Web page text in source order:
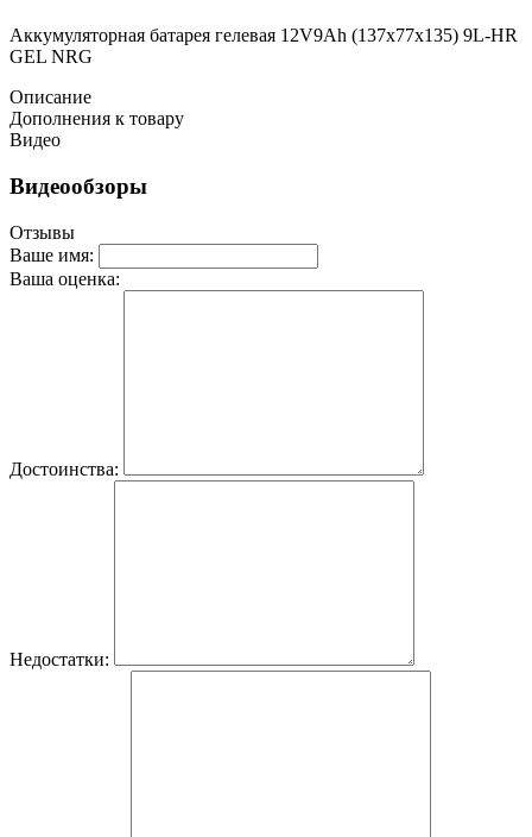
Аккумуляторная батарея гелевая 12V9Ah (137х77х135) 9L-HR
GEL NRG
Описание
Дополнения к товару
Видео
Видеообзоры
Отзывы
Ваше имя:
Ваша оценка:
Достоинства:
Недостатки: